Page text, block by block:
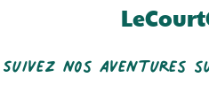
Suivez nos aventures